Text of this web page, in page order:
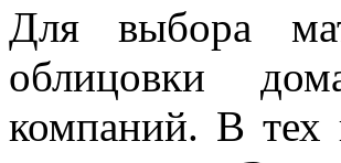
Для выбора
облицовки
компаний. В тех